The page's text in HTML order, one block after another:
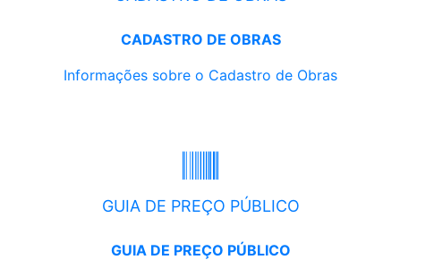
CADASTRO DE OBRAS
Informações sobre o Cadastro de Obras
GUIA DE PREÇO PÚBLICO
GUIA DE PREÇO PÚBLICO